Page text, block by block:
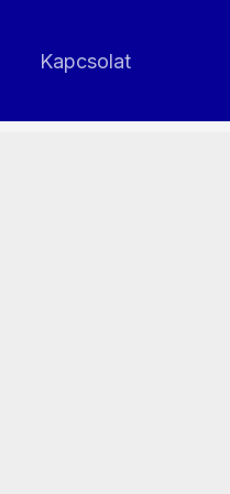
Kapcsolat